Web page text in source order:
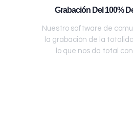
Grabación Del 100%
Nuestro software de
la grabación de la
lo que nos da total